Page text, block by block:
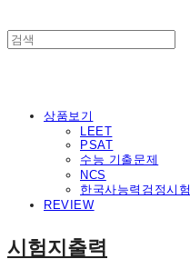
상품보기
LEET
PSAT
수능 기출문제
NCS
한국사능력검정시험
REVIEW
시험지출력